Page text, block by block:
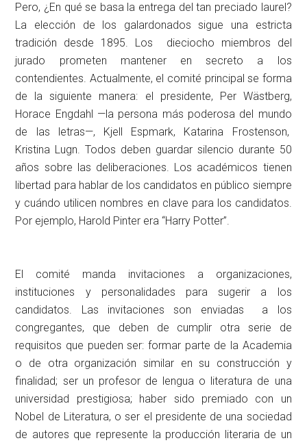
Pero, ¿En qué se basa la entrega del tan preciado laurel?
La elección de los galardonados sigue una estricta
tradición desde 1895. Los dieciocho miembros del
jurado prometen mantener en secreto a los
contendientes. Actualmente, el comité principal se forma
de la siguiente manera: el presidente, Per Wästberg,
Horace Engdahl —la persona más poderosa del mundo
de las letras—, Kjell Espmark, Katarina Frostenson,
Kristina Lugn. Todos deben guardar silencio durante 50
años sobre las deliberaciones. Los académicos tienen
libertad para hablar de los candidatos en público siempre
y cuándo utilicen nombres en clave para los candidatos.
Por ejemplo, Harold Pinter era “Harry Potter”.
El comité manda invitaciones a organizaciones,
instituciones y personalidades para sugerir a los
candidatos. Las invitaciones son enviadas a los
congregantes, que deben de cumplir otra serie de
requisitos que pueden ser: formar parte de la Academia
o de otra organización similar en su construcción y
finalidad; ser un profesor de lengua o literatura de una
universidad prestigiosa; haber sido premiado con un
Nobel de Literatura, o ser el presidente de una sociedad
de autores que represente la producción literaria de un